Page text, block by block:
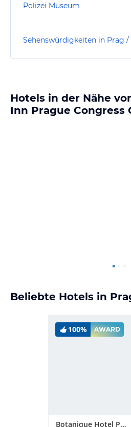
Polizei Museum
Sehenswürdigkeiten in Prag /
Hotels in der Nähe
Inn Prague Congress
Beliebte Hotels in
100% AWARD
Botanique Hotel Prague